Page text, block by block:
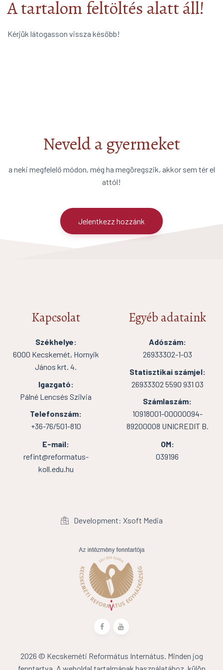
A tartalom feltöltés alatt áll!
Kérjük látogasson vissza később!
Neveld a gyermeket
a neki megfelelő módon, még ha megöregszik, akkor sem tér el
attól!
Jelentkezz hozzánk
Kapcsolat
Székhelye:
6000 Kecskemét, Hornyik
János krt. 4.
Igazgató:
Pálné Lencsés Szilvia
Telefonszám:
+36-76/501-810
E-mail:
refint@reformatus-
koll.edu.hu
Egyéb adataink
Adószám:
26933302-1-03
Statisztikai számjel:
26933302 5590 931 03
Számlaszám:
10918001-00000094-
89200008 UNICREDIT B.
OM:
039196
Development: Xsoft Media
2026 © Kecskeméti Református Internátus. Minden jog